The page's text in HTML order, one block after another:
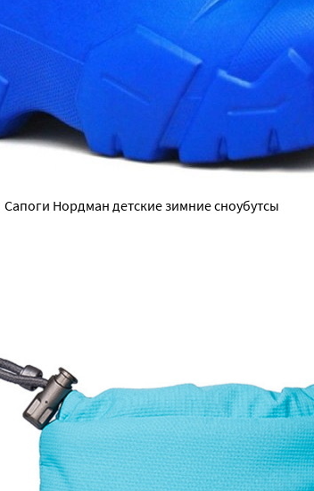
Сапоги Нордман детские зимние сноубутсы